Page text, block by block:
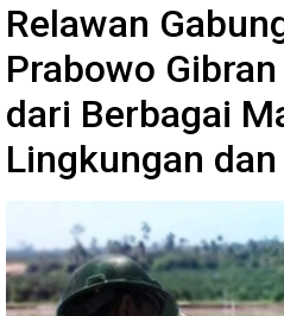
Relawan
Prabowo
dari Berbagai
Lingkungan